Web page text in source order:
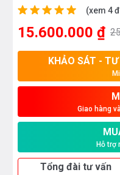
(xem 4
15.600.000 ₫
KHẢO SÁT -
Giao hàng
Hỗ trợ
Tổng đài tư vấn